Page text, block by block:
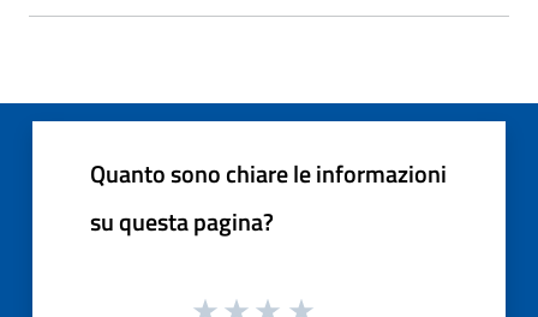
Quanto sono chiare le informazioni
su questa pagina?